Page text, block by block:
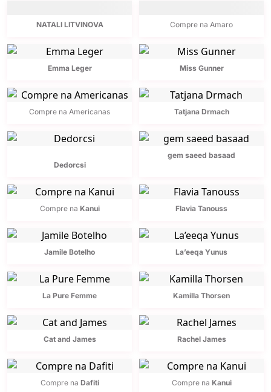
NATALI LITVINOVA Compre na Amaro
Emma Leger Miss Gunner
Compre na Americanas Tatjana Drmach
Dedorcsi
gem saeed basaad
Compre na Kanui Flavia Tanouss
Jamile Botelho La’eeqa Yunus
La Pure Femme Kamilla Thorsen
Cat and James Rachel James
Compre na Dafiti Compre na Kanui